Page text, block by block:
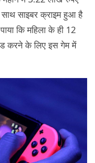
साइबर क्राइम हुआ है
कि महिला के ही 12
करने के लिए इस गेम में